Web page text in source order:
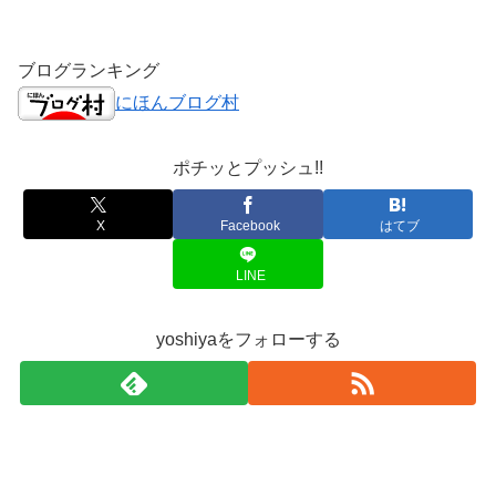
ブログランキング
にほんブログ村
ポチッとプッシュ!!
X Facebook はてブ
LINE
yoshiyaをフォローする